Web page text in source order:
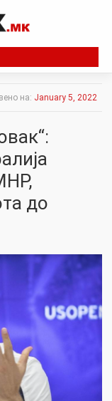
на: January 5, 2022
до